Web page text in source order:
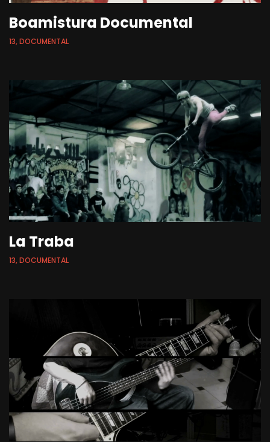
Boamistura Documental
13, DOCUMENTAL
La Traba
13, DOCUMENTAL